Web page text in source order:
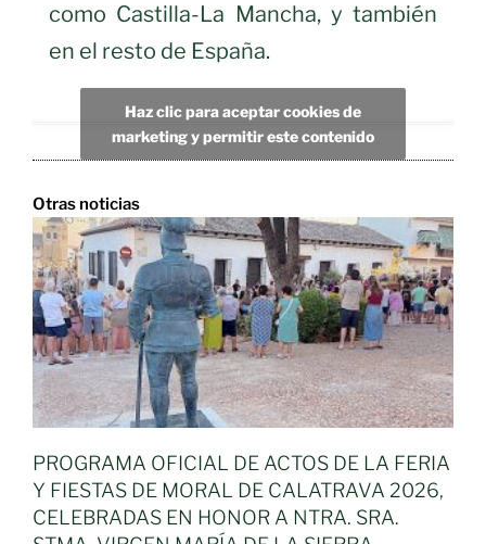
como Castilla-La Mancha, y también
en el resto de España.
Haz clic para aceptar cookies de
marketing y permitir este contenido
Otras noticias
PROGRAMA OFICIAL DE ACTOS DE LA FERIA
Y FIESTAS DE MORAL DE CALATRAVA 2026,
CELEBRADAS EN HONOR A NTRA. SRA.